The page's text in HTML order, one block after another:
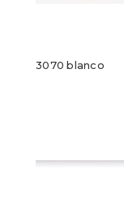
3070 blanco